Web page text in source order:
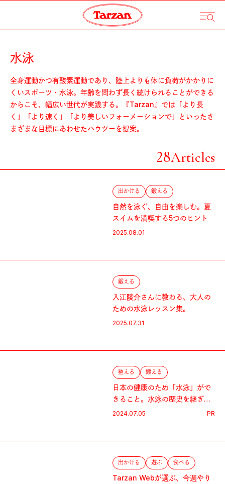
水泳
全身運動かつ有酸素運動であり、陸上よりも体に負荷がかかりに
くいスポーツ・水泳。年齢を問わず長く続けられることができる
からこそ、幅広い世代が実践する。『Tarzan』では「より長
く」「より速く」「より美しいフォーメーションで」といったさ
まざまな目標にあわせたハウツーを提案。
28Articles
出かける 鍛える
自然を泳ぐ、自由を楽しむ。夏
スイムを満喫する5つのヒント
2025.08.01
鍛える
入江陵介さんに教わる、大人の
ための水泳レッスン集。
2025.07.31
整える 鍛える
日本の健康のため「水泳」がで
きること。水泳の歴史を継ぎ、
未来へ繫ぐ。私たちが泳ぐ理由
2024.07.05 PR
出かける 遊ぶ 食べる
Tarzan Webが選ぶ、今週やり